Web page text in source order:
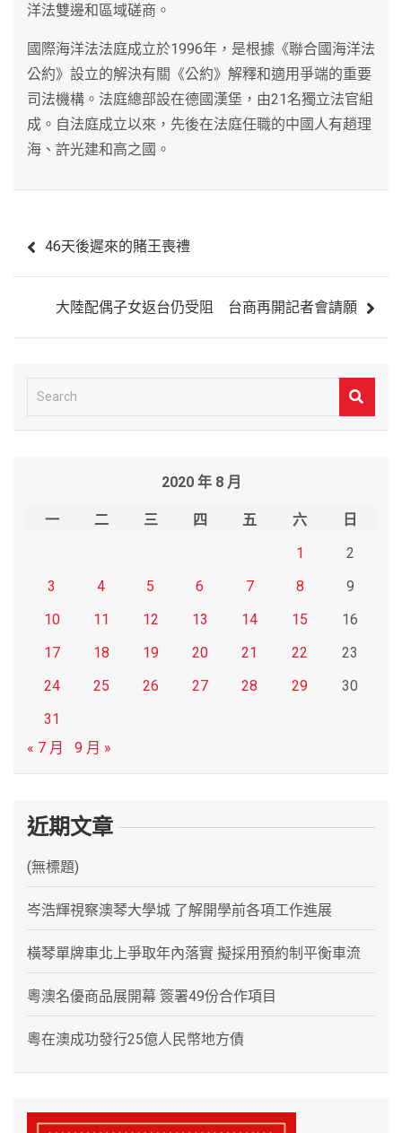
洋法雙邊和區域磋商。
國際海洋法法庭成立於1996年，是根據《聯合國海洋法
公約》設立的解決有關《公約》解釋和適用爭端的重要
司法機構。法庭總部設在德國漢堡，由21名獨立法官組
成。自法庭成立以來，先後在法庭任職的中國人有趙理
海、許光建和高之國。
章 46天後遲來的賭王喪禮
大陸配偶子女返台仍受阻 台商再開記者會請願
e
2020 年 8 月
一 二 三 四 五 六
日
1
2
3
4 5 6 7 8
9
10
11 12 13 14 15
16
17
18 19 20 21 22
23
24
25 26 27 28 29
30
31
« 7 月
9 月 »
近期文章
(無標題)
岑浩輝視察澳琴大學城 了解開學前各項工作進展
橫琴單牌車北上爭取年內落實 擬採用預約制平衡車流
粵澳名優商品展開幕 簽署49份合作項目
粵在澳成功發行25億人民幣地方債